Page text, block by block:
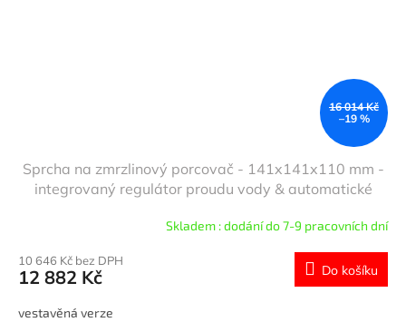
16 014 Kč
–19 %
Sprcha na zmrzlinový porcovač - 141x141x110 mm -
integrovaný regulátor proudu vody & automatické
vestavná verze
Skladem : dodání do 7-9 pracovních dní
10 646 Kč bez DPH
12 882 Kč Do košíku
vestavěná verze